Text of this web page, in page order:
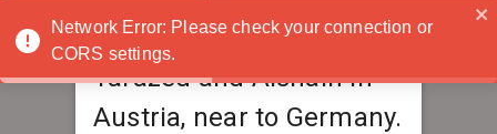
Today I exposed Altair,
Tarazed and Alshain in
Austria, near to Germany.
Network Error: Please check your connection or
CORS settings.